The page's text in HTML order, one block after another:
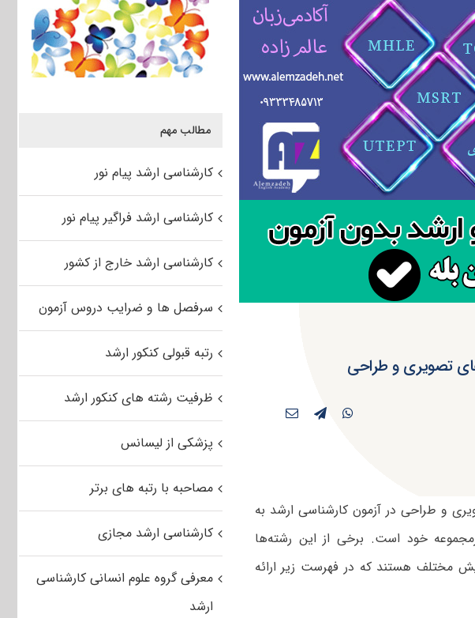
تصویری و طراحی
ارشد ۱۴۰۵، هنرهای تصویری و طراحی در آزمون کارشناسی ارشد به
امتحانی است که دارای ۹ رشته زیرمجموعه خود است. برخی از این رشته‌ها
مختلف هستند که در فهرست زیر ارائه
مطالب مهم
کارشناسی ارشد پیام نور
کارشناسی ارشد فراگیر پیام نور
کارشناسی ارشد خارج از کشور
سرفصل ها و ضرایب دروس آزمون
رتبه قبولی کنکور ارشد
ظرفیت رشته های کنکور ارشد
پزشکی از لیسانس
مصاحبه با رتبه های برتر
کارشناسی ارشد مجازی
معرفی گروه علوم انسانی کارشناسی
ارشد